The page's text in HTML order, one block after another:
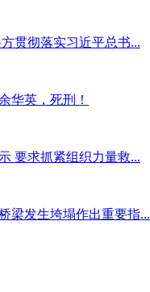
贯彻落实习近平总书...
华英，死刑！
要求抓紧组织力量救...
梁发生垮塌作出重要指...